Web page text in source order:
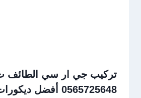
تركيب جي ار سي الطائف
0565725648